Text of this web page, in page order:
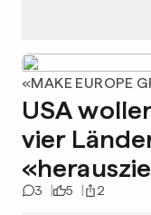
«MAKE EUROPE
USA
vier
3 5 2